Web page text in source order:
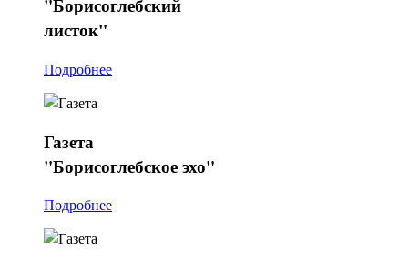
"Борисоглебский
листок"
Подробнее
Газета
"Борисоглебское эхо"
Подробнее